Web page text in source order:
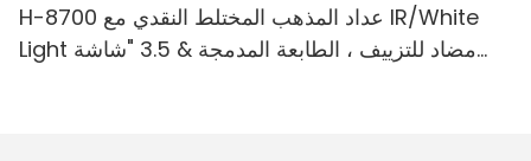
H-8700 عداد المذهب المختلط النقدي مع IR/White
Light مضاد للتزييف ، الطابعة المدمجة & 3.5 "شاشة